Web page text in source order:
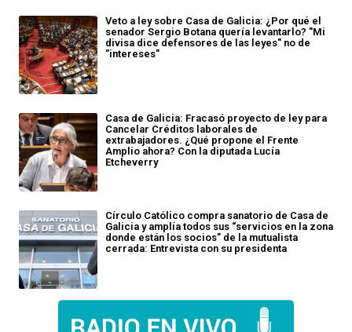
Veto a ley sobre Casa de Galicia: ¿Por qué el
senador Sergio Botana quería levantarlo? "Mi
divisa dice defensores de las leyes" no de
"intereses"
Casa de Galicia: Fracasó proyecto de ley para
Cancelar Créditos laborales de
extrabajadores. ¿Qué propone el Frente
Amplio ahora? Con la diputada Lucía
Etcheverry
Círculo Católico compra sanatorio de Casa de
Galicia y amplía todos sus “servicios en la zona
donde están los socios” de la mutualista
cerrada: Entrevista con su presidenta